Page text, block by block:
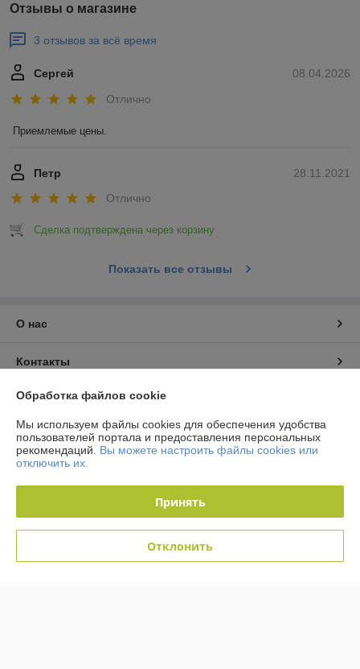
Отзывы о магазине
3 отзывов за всё время
08.04.2026
Сергей
Отлично
Приемлемые цены.
28.11.2021
Петр
Отлично
Сделка подтверждена через корзину
Показать все отзывы
О нас
Контакты
Доставка и оплата
График работы
Политика обработки cookies
Сайт создан на платформе Deal.by
Обработка файлов cookie
Мы используем файлы cookies для обеспечения удобства
пользователей портала и предоставления персональных
рекомендаций. Вы можете настроить файлы cookies или
отключить их.
Принять
Отклонить